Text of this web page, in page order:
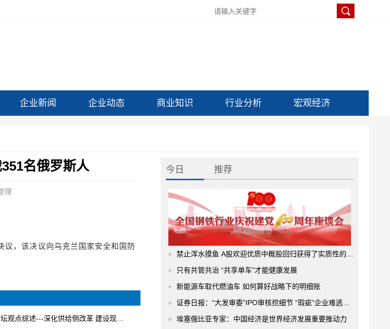
企业新闻 企业动态 商业知识 行业分析 宏观经济
名俄罗斯人
理
议，该决议向乌克兰国家安全和国防
综述---深化供给侧改革 建设现代化经济体系
今日 推荐
禁止浑水摸鱼 A股欢迎优质中概股回归获得了实质性的进展
只有共管共治 “共享单车”才能健康发展
新能源车取代燃油车 如何算好战略下的明细账
证券日报：“大发审委”IPO审核挖细节 “瑕疵”企业难逃法眼
埃塞俄比亚专家：中国经济是世界经济发展重要推动力